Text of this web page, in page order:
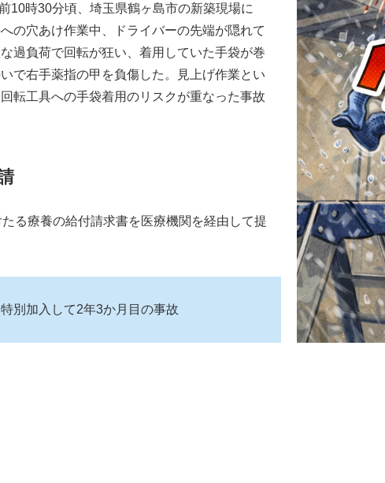
10時30分頃、埼玉県鶴ヶ島市の新築現場に
の穴あけ作業中、ドライバーの先端が隠れて
過負荷で回転が狂い、着用していた手袋が巻
で右手薬指の甲を負傷した。見上げ作業とい
転工具への手袋着用のリスクが重なった事故
る療養の給付請求書を医療機関を経由して提
別加入して2年3か月目の事故